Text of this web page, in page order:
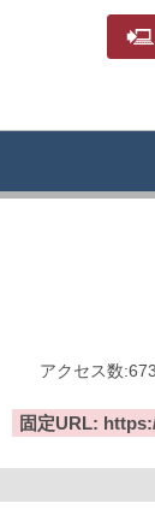
アクセス数:673
固定URL: